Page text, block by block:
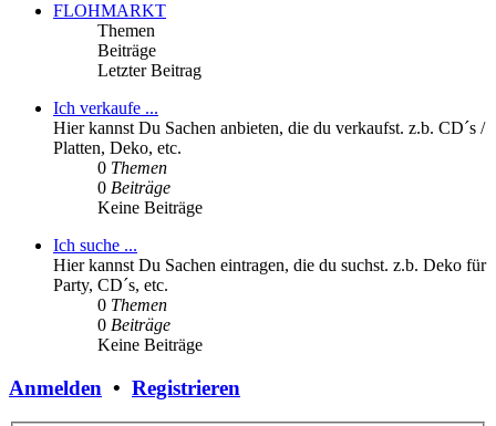
FLOHMARKT
Themen
Beiträge
Letzter Beitrag
Ich verkaufe ...
Hier kannst Du Sachen anbieten, die du verkaufst. z.b. CD´s /
Platten, Deko, etc.
0 Themen
0 Beiträge
Keine Beiträge
Ich suche ...
Hier kannst Du Sachen eintragen, die du suchst. z.b. Deko für
Party, CD´s, etc.
0 Themen
0 Beiträge
Keine Beiträge
Anmelden • Registrieren